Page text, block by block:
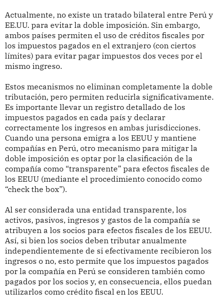
Actualmente, no existe un tratado bilateral entre Perú y
EE.UU. para evitar la doble imposición. Sin embargo,
ambos países permiten el uso de créditos fiscales por
los impuestos pagados en el extranjero (con ciertos
límites) para evitar pagar impuestos dos veces por el
mismo ingreso.
Estos mecanismos no eliminan completamente la doble
tributación, pero permiten reducirla significativamente.
Es importante llevar un registro detallado de los
impuestos pagados en cada país y declarar
correctamente los ingresos en ambas jurisdicciones.
Cuando una persona emigra a los EEUU y mantiene
compañías en Perú, otro mecanismo para mitigar la
doble imposición es optar por la clasificación de la
compañía como “transparente” para efectos fiscales de
los EEUU (mediante el procedimiento conocido como
“check the box”).
Al ser considerada una entidad transparente, los
activos, pasivos, ingresos y gastos de la compañía se
atribuyen a los socios para efectos fiscales de los EEUU.
Así, si bien los socios deben tributar anualmente
independientemente de si efectivamente recibieron los
ingresos o no, esto permite que los impuestos pagados
por la compañía en Perú se consideren también como
pagados por los socios y, en consecuencia, ellos puedan
utilizarlos como crédito fiscal en los EEUU.